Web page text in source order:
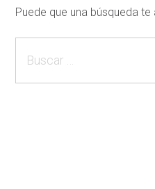
Puede que una búsqueda te